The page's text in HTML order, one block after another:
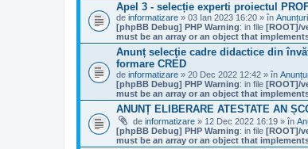
Apel 3 - selecție experti proiectul
de informatizare » 03 Ian 2023 16:20 » în
[phpBB Debug] PHP Warning: in file [ROOT]/
must be an array or an object that
Anunț selecţie cadre didactice din
formare CRED
de informatizare » 20 Dec 2022 12:42 » în
[phpBB Debug] PHP Warning: in file [ROOT]/
must be an array or an object that
ANUNȚ ELIBERARE ATESTATE AN
de informatizare » 12 Dec 2022 16:19 » în
[phpBB Debug] PHP Warning: in file [ROOT]/
must be an array or an object that